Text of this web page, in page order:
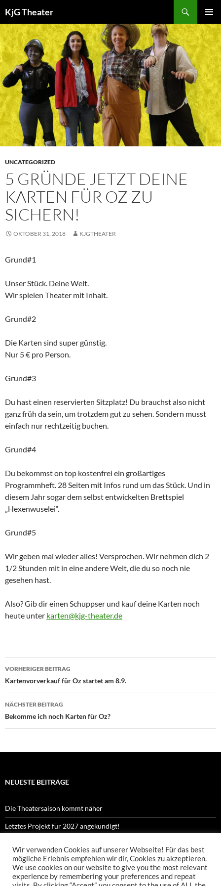
Inhalt
springen
KjG Theater
MENÜ
UNCATEGORIZED
5 GRÜNDE JETZT DEINE
KARTEN FÜR OZ ZU
SICHERN!
OKTOBER 31, 2018 KJGTHEATER
Grund#1
Unser Stück. Deine Welt.
Wir spielen Theater mit Inhalt.
Grund#2
Die Karten sind super günstig.
Nur 5 € pro Person.
Grund#3
Du hast einen reservierten Sitzplatz! Du brauchst also nicht
ganz früh da sein, um trotzdem gut zu sehen. Sondern musst
einfach nur rechtzeitig buchen.
Grund#4
Du bekommst on top kostenfrei ein großartiges
Programmheft. 28 Seiten mit Infos rund um das Stück. Und in
diesem Jahr sogar dem selbst entwickelten Brettspiel
„Hexenwuselei“.
Grund#5
Wir geben mal wieder alles! Versprochen. Wir nehmen dich 2
1/2 Stunden mit in eine andere Welt, die du so noch nie
gesehen hast.
Also? Gib dir einen Schuppser und kauf deine Karten noch
heute unter karten@kjg-theater.de
Beitragsnavigation
VORHERIGER BEITRAG
Kartenvorverkauf für Oz startet am 8.9.
NÄCHSTER BEITRAG
Bekomme ich noch Karten für Oz?
NEUESTE BEITRÄGE
Die Theatersaison kommt näher
Letztes Projekt für 2027 angekündigt!
Proben zu Orpheus Shorts sind gestartet!
Neues Projekt „Orpheus Shorts“ startet!
Wir verwenden Cookies auf unserer Webseite! Für das best
mögliche Erlebnis empfehlen wir dir, Cookies zu akzeptieren.
We use cookies on our website to give you the most relevant
experience by remembering your preferences and repeat